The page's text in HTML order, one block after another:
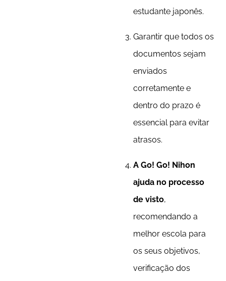
estudante japonês.
Garantir que todos os
documentos sejam
enviados
corretamente e
dentro do prazo é
essencial para evitar
atrasos.
A Go! Go! Nihon
ajuda no processo
de visto,
recomendando a
melhor escola para
os seus objetivos,
verificação dos